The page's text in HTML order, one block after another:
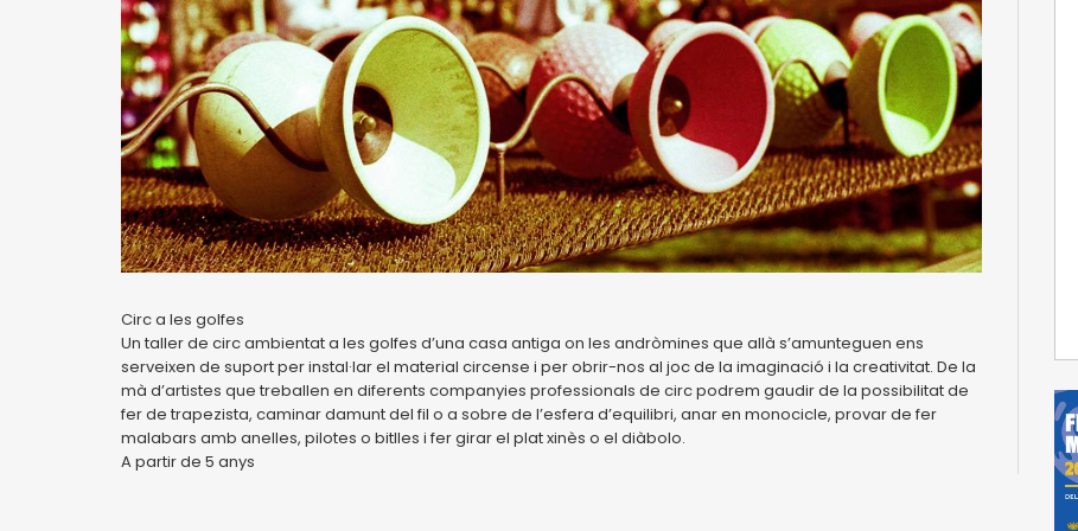
Circ a les golfes
Un taller de circ ambientat a les golfes d’una casa antiga on les andròmines que allà s’amunteguen ens
serveixen de suport per instal·lar el material circense i per obrir-nos al joc de la imaginació i la creativitat. De la
mà d’artistes que treballen en diferents companyies professionals de circ podrem gaudir de la possibilitat de
fer de trapezista, caminar damunt del fil o a sobre de l’esfera d’equilibri, anar en monocicle, provar de fer
malabars amb anelles, pilotes o bitlles i fer girar el plat xinès o el diàbolo.
A partir de 5 anys